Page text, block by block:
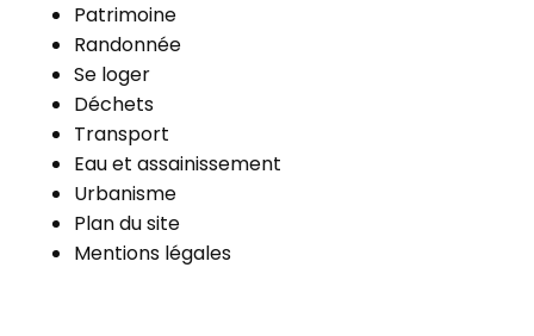
Patrimoine
Randonnée
Se loger
Déchets
Transport
Eau et assainissement
Urbanisme
Plan du site
Mentions légales